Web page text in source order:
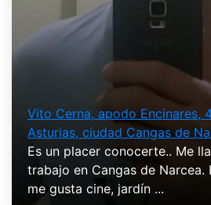
Vito Cerna, apodo Encinares,
Asturias, ciudad Cangas de
Es un placer conocerte.. Me
trabajo en Cangas de
me gusta cine, jardín ...